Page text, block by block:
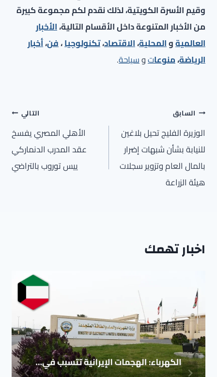
وقيم الأسرة الكويتية، لذلك نقدم لكم مجموعة كبيرة
من الأخبار المتنوعة داخل الأقسام التالية،الأخبار
العالميةوالمحلية،الاقتصاد،تكنولوجيا،فن،أخبار
الرياضة،منوعاتوسياحة.
تصفّح
المقالات
السابق
الوزيرة الفليج تحيل بلاغين
للنيابة بشأن شبهات إضرار
بالمال العام وتزوير سجلات
هيئة الزراعة
التالي
الأهلي المصري يفسخ
عقد المدرب الدنماركي
ييس توروب بالتراضي
اخبار تهمك